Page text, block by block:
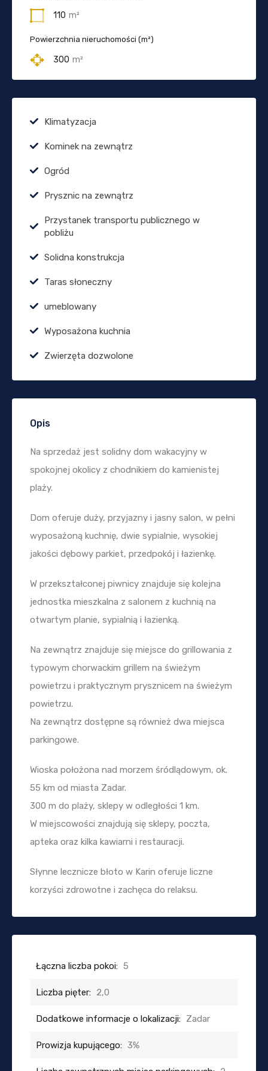
110 m²
Powierzchnia nieruchomości (m²)
300 m²
Klimatyzacja
Kominek na zewnątrz
Ogród
Prysznic na zewnątrz
Przystanek transportu publicznego w
pobliżu
Solidna konstrukcja
Taras słoneczny
umeblowany
Wyposażona kuchnia
Zwierzęta dozwolone
Opis
Na sprzedaż jest solidny dom wakacyjny w
spokojnej okolicy z chodnikiem do kamienistej
plaży.
Dom oferuje duży, przyjazny i jasny salon, w pełni
wyposażoną kuchnię, dwie sypialnie, wysokiej
jakości dębowy parkiet, przedpokój i łazienkę.
W przekształconej piwnicy znajduje się kolejna
jednostka mieszkalna z salonem z kuchnią na
otwartym planie, sypialnią i łazienką.
Na zewnątrz znajduje się miejsce do grillowania z
typowym chorwackim grillem na świeżym
powietrzu i praktycznym prysznicem na świeżym
powietrzu.
Na zewnątrz dostępne są również dwa miejsca
parkingowe.
Wioska położona nad morzem śródlądowym, ok.
55 km od miasta Zadar.
300 m do plaży, sklepy w odległości 1 km.
W miejscowości znajdują się sklepy, poczta,
apteka oraz kilka kawiarni i restauracji.
Słynne lecznicze błoto w Karin oferuje liczne
korzyści zdrowotne i zachęca do relaksu.
Łączna liczba pokoi: 5
Liczba pięter: 2,0
Dodatkowe informacje o lokalizacji: Zadar
Prowizja kupującego: 3%